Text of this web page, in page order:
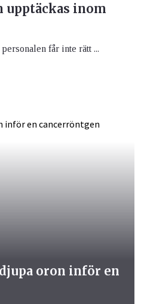
upptäckas inom
får inte rätt ...
oron inför en